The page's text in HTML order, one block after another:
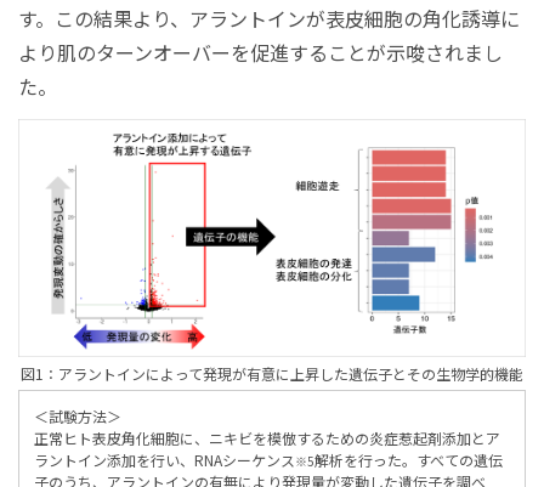
す。この結果より、アラントインが表皮細胞の角化誘導に
より肌のターンオーバーを促進することが示唆されまし
た。
図1：アラントインによって発現が有意に上昇した遺伝子とその生物学的機能
＜試験方法＞
正常ヒト表皮角化細胞に、ニキビを模倣するための炎症惹起剤添加とア
ラントイン添加を行い、RNAシーケンス ※5解析を行った。すべての遺伝
子のうち、アラントインの有無により発現量が変動した遺伝子を調べ